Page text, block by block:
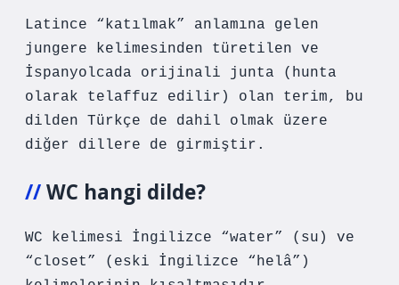
Latince “katılmak” anlamına gelen
jungere kelimesinden türetilen ve
İspanyolcada orijinali junta (hunta
olarak telaffuz edilir) olan terim, bu
dilden Türkçe de dahil olmak üzere
diğer dillere de girmiştir.
WC hangi dilde?
WC kelimesi İngilizce “water” (su) ve
“closet” (eski İngilizce “helâ”)